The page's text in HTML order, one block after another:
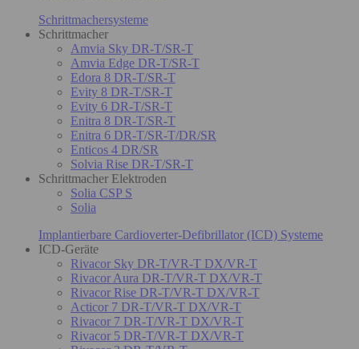
Schrittmachersysteme
Schrittmacher
Amvia Sky DR-T/SR-T
Amvia Edge DR-T/SR-T
Edora 8 DR-T/SR-T
Evity 8 DR-T/SR-T
Evity 6 DR-T/SR-T
Enitra 8 DR-T/SR-T
Enitra 6 DR-T/SR-T/DR/SR
Enticos 4 DR/SR
Solvia Rise DR-T/SR-T
Schrittmacher Elektroden
Solia CSP S
Solia
Implantierbare Cardioverter-Defibrillator (ICD) Systeme
ICD-Geräte
Rivacor Sky DR-T/VR-T DX/VR-T
Rivacor Aura DR-T/VR-T DX/VR-T
Rivacor Rise DR-T/VR-T DX/VR-T
Acticor 7 DR-T/VR-T DX/VR-T
Rivacor 7 DR-T/VR-T DX/VR-T
Rivacor 5 DR-T/VR-T DX/VR-T